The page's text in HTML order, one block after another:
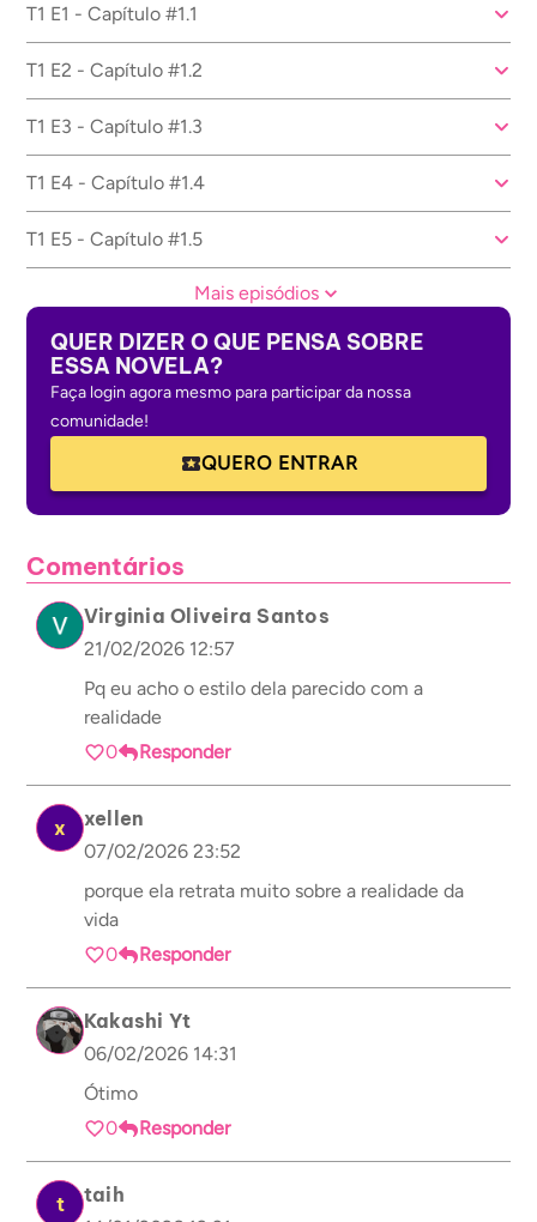
T1 E1 - Capítulo #1.1
T1 E2 - Capítulo #1.2
T1 E3 - Capítulo #1.3
T1 E4 - Capítulo #1.4
T1 E5 - Capítulo #1.5
Mais episódios
QUER DIZER O QUE PENSA SOBRE
ESSA NOVELA?
Faça login agora mesmo para participar da nossa
comunidade!
QUERO ENTRAR
Comentários
Virginia Oliveira Santos
21/02/2026 12:57
Pq eu acho o estilo dela parecido com a
realidade
0
Responder
x xellen
07/02/2026 23:52
porque ela retrata muito sobre a realidade da
vida
0
Responder
Kakashi Yt
06/02/2026 14:31
Ótimo
0
Responder
t taih